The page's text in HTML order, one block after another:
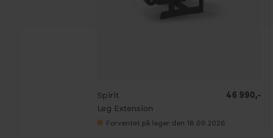
Spirit
Leg Extension
46 990,-
Forventet på lager den 18.09.2026